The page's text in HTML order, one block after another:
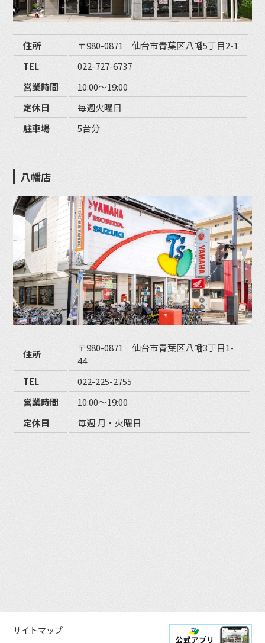
住所
〒980-0871 仙台市青葉区八幡5丁目2-1
TEL
022-727-6737
営業時間
10:00〜19:00
定休日
毎週火曜日
駐車場
5台分
八幡店
住所
〒980-0871 仙台市青葉区八幡3丁目1-
44
TEL
022-225-2755
営業時間
10:00〜19:00
定休日
毎週 月・火曜日
サイトマップ